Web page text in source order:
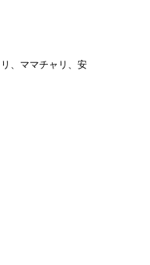
、ママチャリ、安